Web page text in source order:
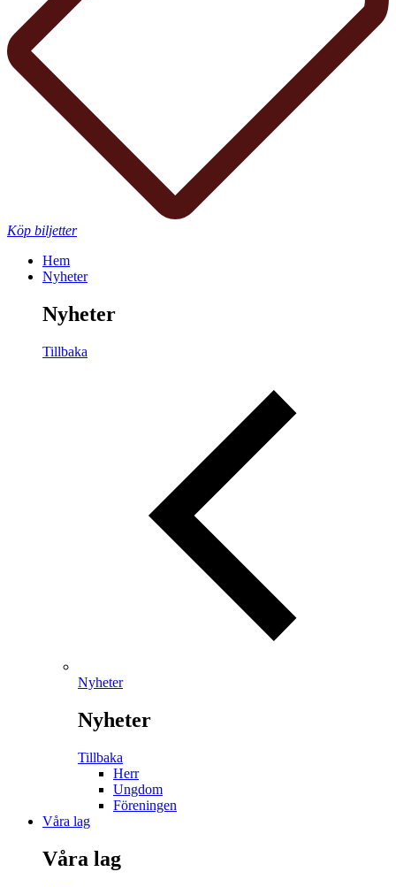
Köp biljetter
Hem
Nyheter
Nyheter
Tillbaka
Nyheter
Nyheter
Tillbaka
Herr
Ungdom
Föreningen
Våra lag
Våra lag